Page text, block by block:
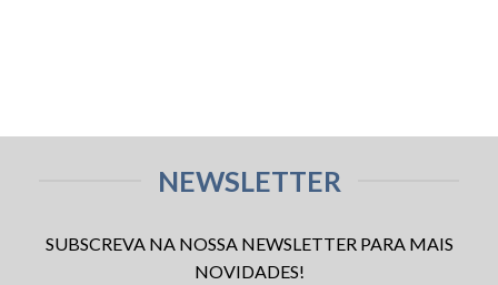
NEWSLETTER
SUBSCREVA NA NOSSA NEWSLETTER PARA MAIS
NOVIDADES!